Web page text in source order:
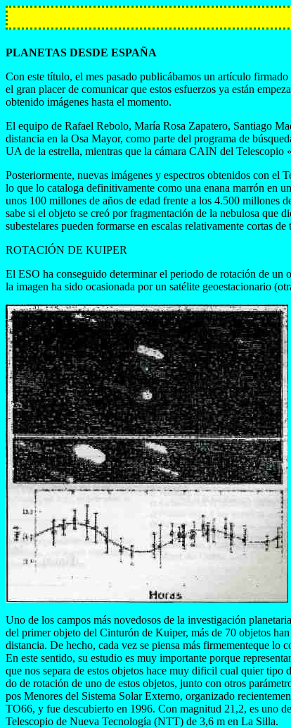
PLANETAS DESDE ESPAÑA
Con este título, el mes pasado publicábamos un artículo
el gran placer de comunicar que estos esfuerzos ya están
obtenido imágenes hasta el momento.
El equipo de Rafael Rebolo, María Rosa Zapatero, Santiago
distancia en la Osa Mayor, como parte del programa de
UA de la estrella, mientras que la cámara CAIN del
Posteriormente, nuevas imágenes y espectros obtenidos con
lo que lo cataloga definitivamente como una enana marrón en
unos 100 millones de años de edad frente a los 4.500 millones
sabe si el objeto se creó por fragmentación de la nebulosa que
subestelares pueden formarse en escalas relativamente cortas de
ROTACIÓN DE KUIPER
El ESO ha conseguido determinar el periodo de rotación de
la imagen ha sido ocasionada por un satélite geoestacionario
Uno de los campos más novedosos de la investigación
del primer objeto del Cinturón de Kuiper, más de 70 objetos
distancia. De hecho, cada vez se piensa más firmementeque lo
En este sentido, su estudio es muy importante porque
que nos separa de estos objetos hace muy dificil cual quier tipo
do de rotación de uno de estos objetos, junto con otros
pos Menores del Sistema Solar Externo, organizado
TO66, y fue descubierto en 1996. Con magnitud 21,2, es uno
Telescopio de Nueva Tecnología (NTT) de 3,6 m en La Silla.